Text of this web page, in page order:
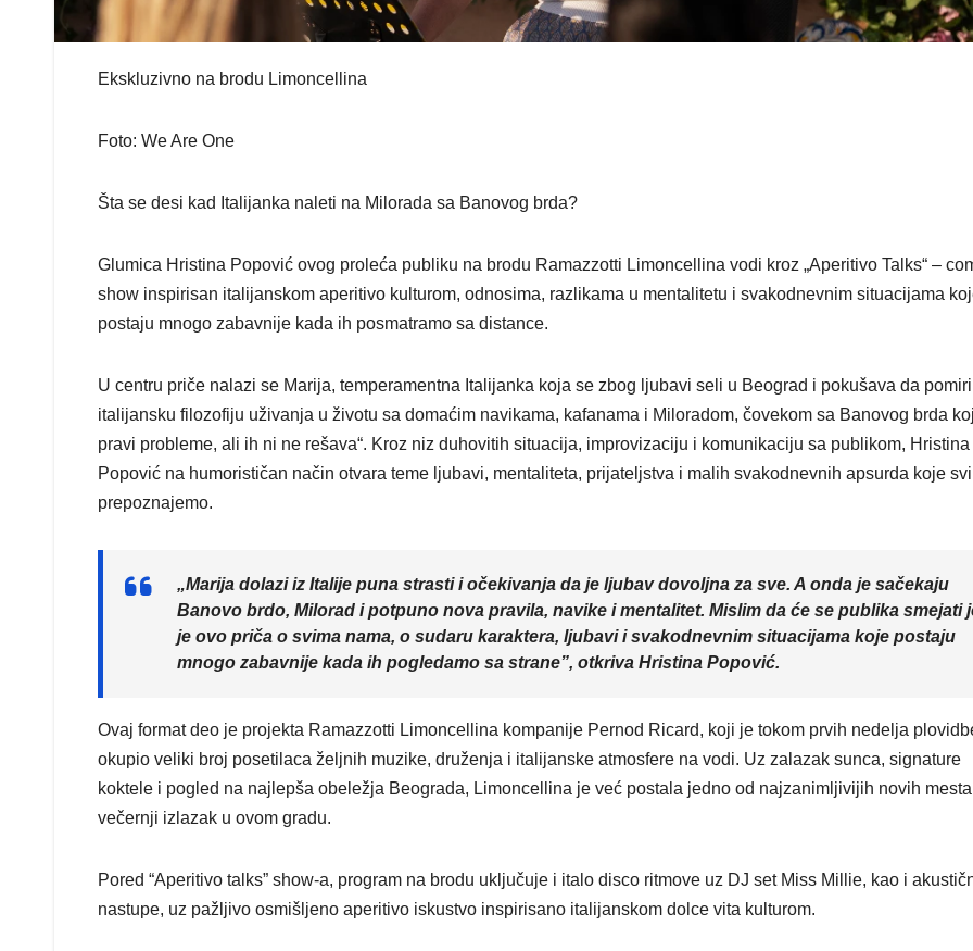
Ekskluzivno na brodu Limoncellina
Foto: We Are One
Šta se desi kad Italijanka naleti na Milorada sa Banovog brda?
Glumica Hristina Popović ovog proleća publiku na brodu Ramazzotti Limoncellina vodi kroz „Aperitivo Talks“ –
show inspirisan italijanskom aperitivo kulturom, odnosima, razlikama u mentalitetu i svakodnevnim situacijama
postaju mnogo zabavnije kada ih posmatramo sa distance.
U centru priče nalazi se Marija, temperamentna Italijanka koja se zbog ljubavi seli u Beograd i pokušava da pomiri
italijansku filozofiju uživanja u životu sa domaćim navikama, kafanama i Miloradom, čovekom sa Banovog brda
pravi probleme, ali ih ni ne rešava“. Kroz niz duhovitih situacija, improvizaciju i komunikaciju sa publikom, Hristina
Popović na humorističan način otvara teme ljubavi, mentaliteta, prijateljstva i malih svakodnevnih apsurda koje svi
prepoznajemo.
„Marija dolazi iz Italije puna strasti i očekivanja da je ljubav dovoljna za sve. A onda je sačekaju
Banovo brdo, Milorad i potpuno nova pravila, navike i mentalitet. Mislim da će se publika smejati
je ovo priča o svima nama, o sudaru karaktera, ljubavi i svakodnevnim situacijama koje postaju
mnogo zabavnije kada ih pogledamo sa strane”, otkriva Hristina Popović.
Ovaj format deo je projekta Ramazzotti Limoncellina kompanije Pernod Ricard, koji je tokom prvih nedelja
okupio veliki broj posetilaca željnih muzike, druženja i italijanske atmosfere na vodi. Uz zalazak sunca, signature
koktele i pogled na najlepša obeležja Beograda, Limoncellina je već postala jedno od najzanimljivijih novih
večernji izlazak u ovom gradu.
Pored “Aperitivo talks” show-a, program na brodu uključuje i italo disco ritmove uz DJ set Miss Millie, kao i
nastupe, uz pažljivo osmišljeno aperitivo iskustvo inspirisano italijanskom dolce vita kulturom.